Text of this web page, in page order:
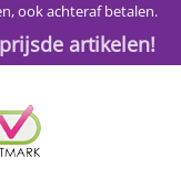
ook achteraf betalen.
artikelen!